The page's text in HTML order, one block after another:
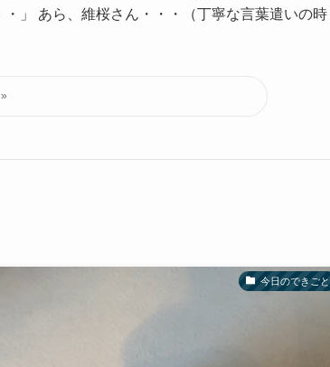
」 あら、維桜さん・・・（丁寧な言葉遣いの時
今日のできごと